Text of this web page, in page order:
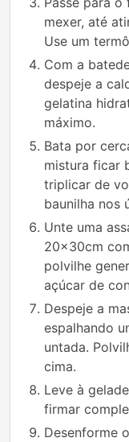
mexer, até
Use um
Com a
despeje a
gelatina
máximo.
Bata por
mistura ficar
triplicar de
baunilha nos
Unte uma
20x30cm
polvilhe
açúcar de
Despeje a
espalhando
untada.
cima.
Leve à
firmar
Desenforme